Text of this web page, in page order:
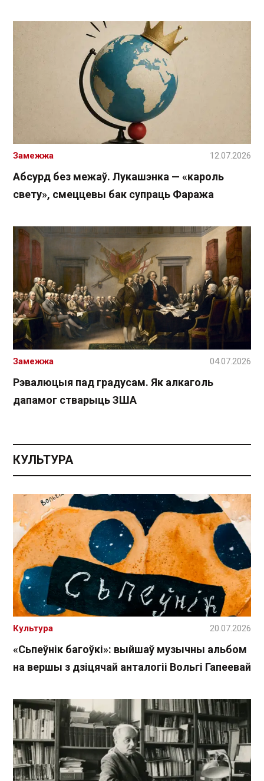
Абсурд без межаў. Лукашэнка — «кароль
свету», смеццевы бак супраць Фаража
Замежжа 12.07.2026
Рэвалюцыя пад градусам. Як алкаголь
дапамог стварыць ЗША
Замежжа 04.07.2026
КУЛЬТУРА
«Сьпеўнік багоўкі»: выйшаў музычны альбом
на вершы з дзіцячай анталогіі Вольгі Гапеевай
Культура 20.07.2026